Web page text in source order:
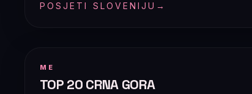
POSJETI SLOVENIJU →
ME
TOP 20 CRNA GORA